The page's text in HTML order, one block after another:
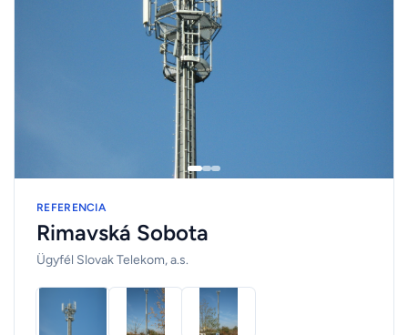
REFERENCIA
Rimavská Sobota
Ügyfél Slovak Telekom, a.s.